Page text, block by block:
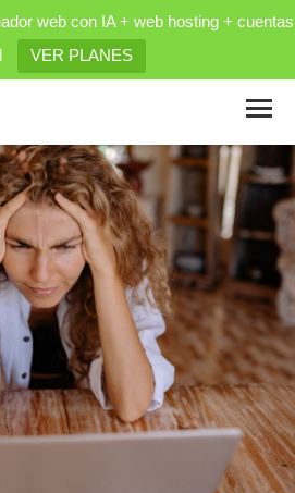
web con IA + web hosting + cuentas
VER PLANES